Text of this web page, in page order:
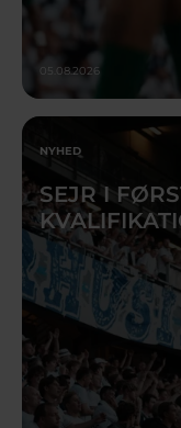
05.08.2026
NYHED
SEJR I